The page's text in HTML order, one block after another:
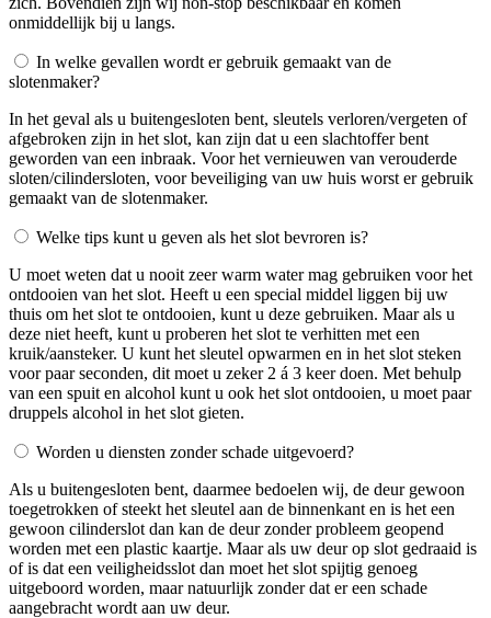
onmiddellijk bij u langs.
In welke gevallen wordt er gebruik gemaakt van de
slotenmaker?
In het geval als u buitengesloten bent, sleutels verloren/vergeten of
afgebroken zijn in het slot, kan zijn dat u een slachtoffer bent
geworden van een inbraak. Voor het vernieuwen van verouderde
sloten/cilindersloten, voor beveiliging van uw huis worst er gebruik
gemaakt van de slotenmaker.
Welke tips kunt u geven als het slot bevroren is?
U moet weten dat u nooit zeer warm water mag gebruiken voor het
ontdooien van het slot. Heeft u een special middel liggen bij uw
thuis om het slot te ontdooien, kunt u deze gebruiken. Maar als u
deze niet heeft, kunt u proberen het slot te verhitten met een
kruik/aansteker. U kunt het sleutel opwarmen en in het slot steken
voor paar seconden, dit moet u zeker 2 á 3 keer doen. Met behulp
van een spuit en alcohol kunt u ook het slot ontdooien, u moet paar
druppels alcohol in het slot gieten.
Worden u diensten zonder schade uitgevoerd?
Als u buitengesloten bent, daarmee bedoelen wij, de deur gewoon
toegetrokken of steekt het sleutel aan de binnenkant en is het een
gewoon cilinderslot dan kan de deur zonder probleem geopend
worden met een plastic kaartje. Maar als uw deur op slot gedraaid is
of is dat een veiligheidsslot dan moet het slot spijtig genoeg
uitgeboord worden, maar natuurlijk zonder dat er een schade
aangebracht wordt aan uw deur.